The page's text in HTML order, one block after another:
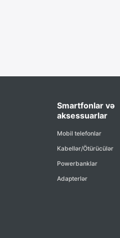
Smartfonlar və
aksessuarlar
Mobil telefonlar
Kabellər/Ötürücülər
Powerbanklar
Adapterlər